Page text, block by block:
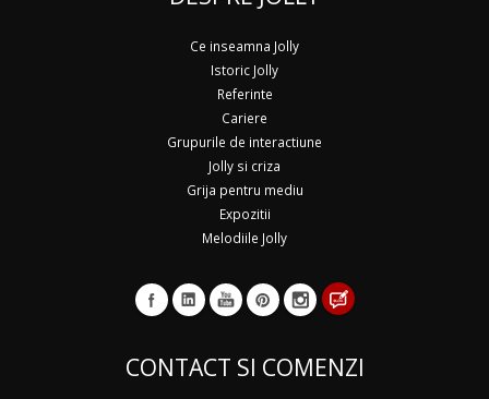
Ce inseamna Jolly
Istoric Jolly
Referinte
Cariere
Grupurile de interactiune
Jolly si criza
Grija pentru mediu
Expozitii
Melodiile Jolly
CONTACT SI COMENZI